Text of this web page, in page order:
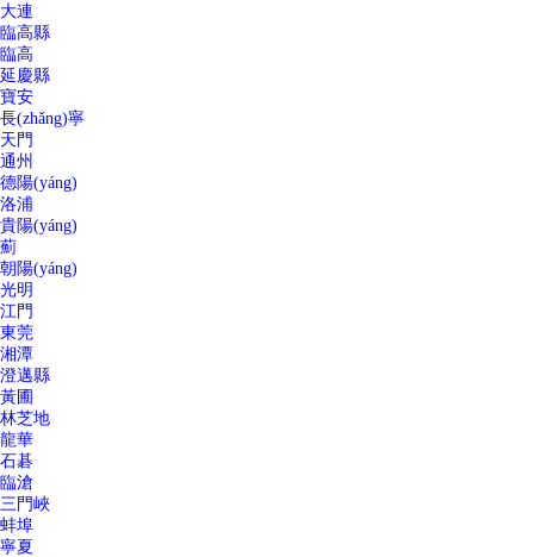
大連
臨高縣
臨高
延慶縣
寶安
長(zhǎng)寧
天門
通州
德陽(yáng)
洛浦
貴陽(yáng)
薊
朝陽(yáng)
光明
江門
東莞
湘潭
澄邁縣
黃圃
林芝地
龍華
石碁
臨滄
三門峽
蚌埠
寧夏